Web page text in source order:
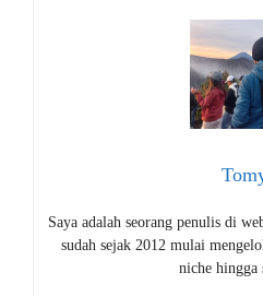
Saya adalah seorang penulis di
sudah sejak 2012 mulai
niche hingga